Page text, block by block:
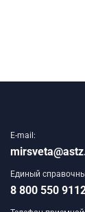
E-mail:
Единый
8 800 550